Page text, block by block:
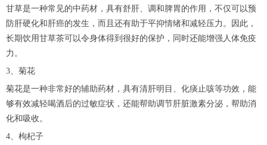
甘草是一种常见的中药材，具有舒肝、调和脾胃的作用，不仅可以预
防肝硬化和肝癌的发生，而且还有助于平抑情绪和减轻压力。因此，
长期饮用甘草茶可以令身体得到很好的保护，同时还能增强人体免疫
力。
3、菊花
菊花是一种非常好的辅助药材，具有清肝明目、化痰止咳等功效，能
够有效减轻喝酒后的过敏症状，还能帮助调节肝脏激素分泌，帮助消
化和吸收。
4、枸杞子